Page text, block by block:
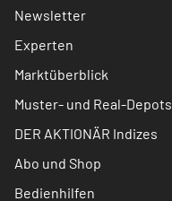
Newsletter
Experten
Marktüberblick
Muster- und Real-Depots
DER AKTIONÄR Indizes
Abo und Shop
Bedienhilfen